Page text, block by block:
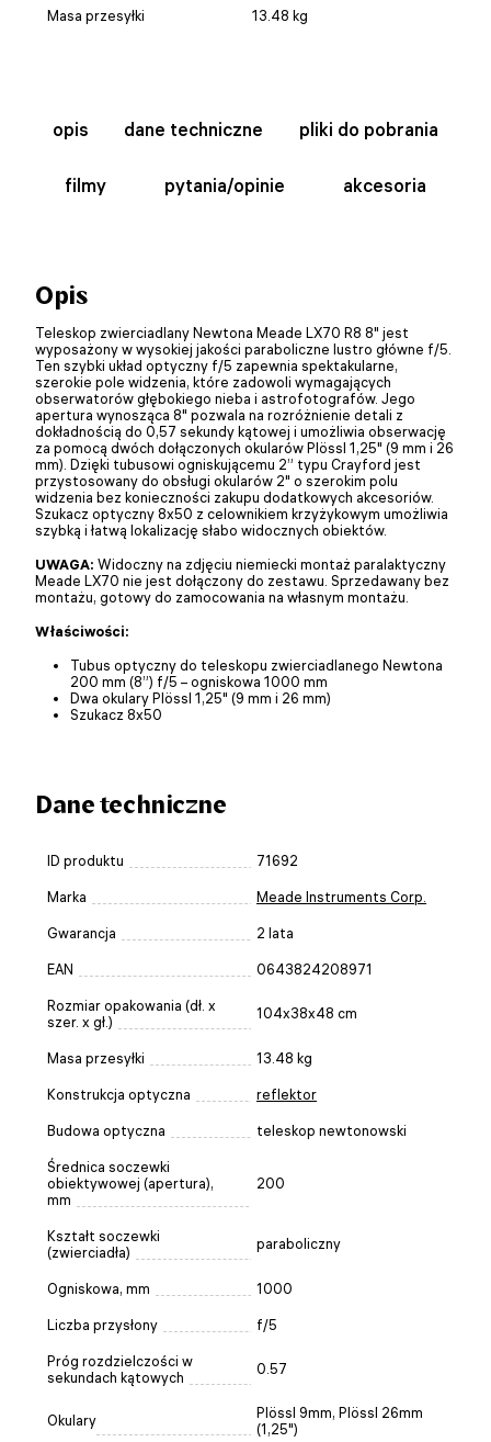
Masa przesyłki 13.48 kg
opis dane techniczne pliki do pobrania
filmy pytania/opinie akcesoria
Opis
Teleskop zwierciadlany Newtona Meade LX70 R8 8" jest
wyposażony w wysokiej jakości paraboliczne lustro główne f/5.
Ten szybki układ optyczny f/5 zapewnia spektakularne,
szerokie pole widzenia, które zadowoli wymagających
obserwatorów głębokiego nieba i astrofotografów. Jego
apertura wynosząca 8" pozwala na rozróżnienie detali z
dokładnością do 0,57 sekundy kątowej i umożliwia obserwację
za pomocą dwóch dołączonych okularów Plössl 1,25" (9 mm i 26
mm). Dzięki tubusowi ogniskującemu 2” typu Crayford jest
przystosowany do obsługi okularów 2" o szerokim polu
widzenia bez konieczności zakupu dodatkowych akcesoriów.
Szukacz optyczny 8x50 z celownikiem krzyżykowym umożliwia
szybką i łatwą lokalizację słabo widocznych obiektów.
UWAGA: Widoczny na zdjęciu niemiecki montaż paralaktyczny
Meade LX70 nie jest dołączony do zestawu. Sprzedawany bez
montażu, gotowy do zamocowania na własnym montażu.
Właściwości:
Tubus optyczny do teleskopu zwierciadlanego Newtona
200 mm (8”) f/5 – ogniskowa 1000 mm
Dwa okulary Plössl 1,25" (9 mm i 26 mm)
Szukacz 8x50
Dane techniczne
ID produktu 71692
Marka Meade Instruments Corp.
Gwarancja 2 lata
EAN 0643824208971
Rozmiar opakowania (dł. x
szer. x gł.)
104x38x48 cm
Masa przesyłki 13.48 kg
Konstrukcja optyczna reflektor
Budowa optyczna teleskop newtonowski
Średnica soczewki
obiektywowej (apertura),
mm
200
Kształt soczewki
(zwierciadła)
paraboliczny
Ogniskowa, mm 1000
Liczba przysłony f/5
Próg rozdzielczości w
sekundach kątowych
0.57
Okulary
Plössl 9mm, Plössl 26mm
(1,25")